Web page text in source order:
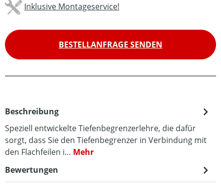
Inklusive Montageservice!
BESTELLANFRAGE SENDEN
Beschreibung
Speziell entwickelte Tiefenbegrenzerlehre, die dafür
sorgt, dass Sie den Tiefenbegrenzer in Verbindung mit
den Flachfeilen i… Mehr
Bewertungen